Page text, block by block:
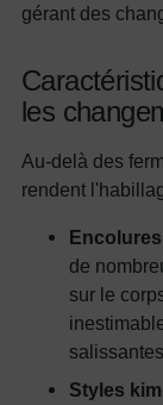
gérant des
les
Au-delà des
rendent
de
sur le
Styles